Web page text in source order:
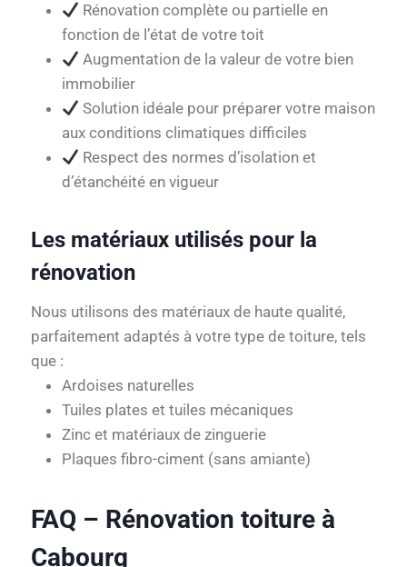
Rénovation complète ou partielle en
fonction de l’état de votre toit
Augmentation de la valeur de votre bien
immobilier
Solution idéale pour préparer votre maison
aux conditions climatiques difficiles
Respect des normes d’isolation et
d’étanchéité en vigueur
Les matériaux utilisés pour la
rénovation
Nous utilisons des matériaux de haute qualité,
parfaitement adaptés à votre type de toiture, tels
que :
Ardoises naturelles
Tuiles plates et tuiles mécaniques
Zinc et matériaux de zinguerie
Plaques fibro-ciment (sans amiante)
FAQ – Rénovation toiture à
Cabourg